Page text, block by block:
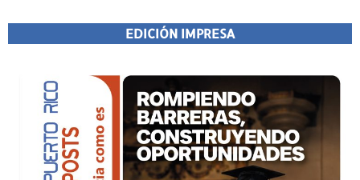
EDICIÓN IMPRESA